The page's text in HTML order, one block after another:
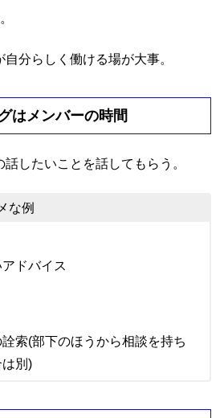
分らしく働ける場が大事。
はメンバーの時間
したいことを話してもらう。
な例
ドバイス
索(部下のほうから相談を持ち
別)